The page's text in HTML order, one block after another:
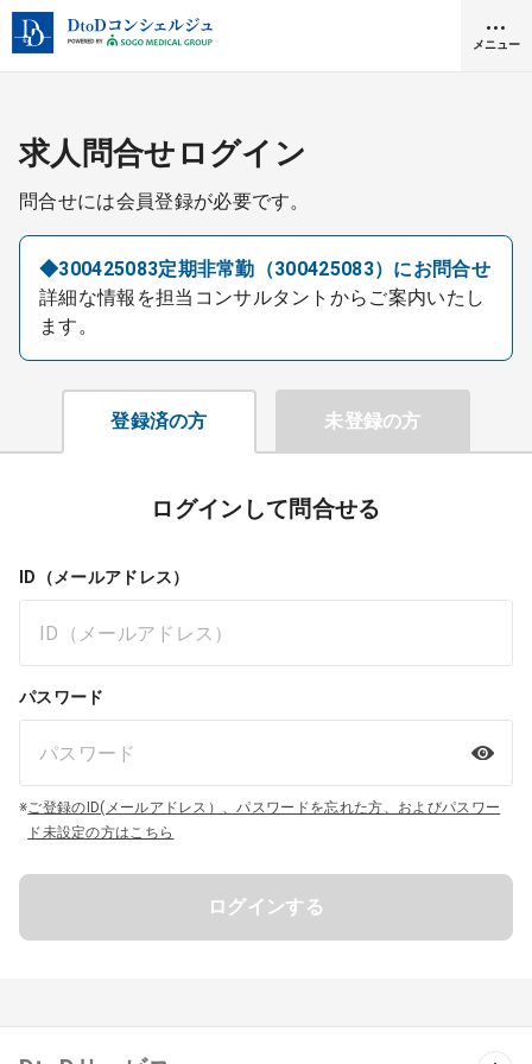
メニュー
クリニック開業
DtoDとは
お問合せ
医院の譲渡・売却をお考えの方
採用をお考えの医療機関の方
求人問合せログイン
問合せには会員登録が必要です。
◆300425083定期非常勤（300425083）にお問合せ
詳細な情報を担当コンサルタントからご案内いたし
ます。
登録済の方 未登録の方
ログインして問合せる
ID（メールアドレス）
パスワード
※ご登録のID(メールアドレス）、パスワードを忘れた方、およびパスワー
ド未設定の方はこちら
ログインする